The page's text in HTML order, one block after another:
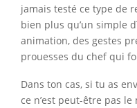
jamais testé ce type de
bien plus qu’un simple
animation, des gestes
prouesses du chef qui
Dans ton cas, si tu as
ce n’est peut-être pas